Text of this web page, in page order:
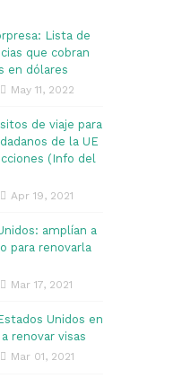
Lista de
que cobran
en dólares
May 11, 2022
de viaje para
de la UE
(Info del
Apr 19, 2021
amplían a
para renovarla
Mar 17, 2021
Unidos en
renovar visas
Mar 01, 2021